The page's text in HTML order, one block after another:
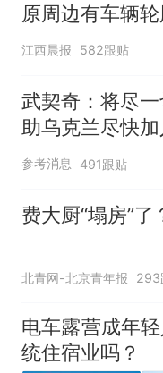
原周边有车辆轮
修理店铺换胎价
江西晨报 582跟贴
武契奇：将尽
助乌克兰尽快
参考消息 491跟贴
费大厨“塌房”了
北青网-北京青年报 293
电车露营成年
统住宿业吗？